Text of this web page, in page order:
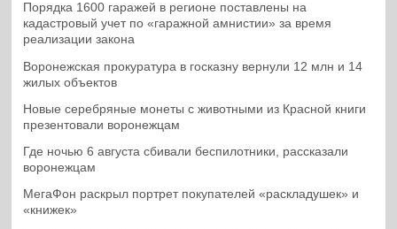
Порядка 1600 гаражей в регионе поставлены на
кадастровый учет по «гаражной амнистии» за время
реализации закона
Воронежская прокуратура в госказну вернули 12 млн и 14
жилых объектов
Новые серебряные монеты с животными из Красной книги
презентовали воронежцам
Где ночью 6 августа сбивали беспилотники, рассказали
воронежцам
МегаФон раскрыл портрет покупателей «раскладушек» и
«книжек»